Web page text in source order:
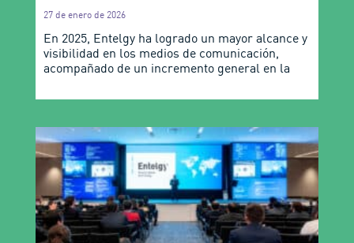
27 de enero de 2026
En 2025, Entelgy ha logrado un mayor alcance y
visibilidad en los medios de comunicación,
acompañado de un incremento general en la